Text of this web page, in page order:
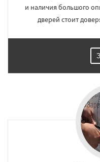
и наличия большого
дверей стоит